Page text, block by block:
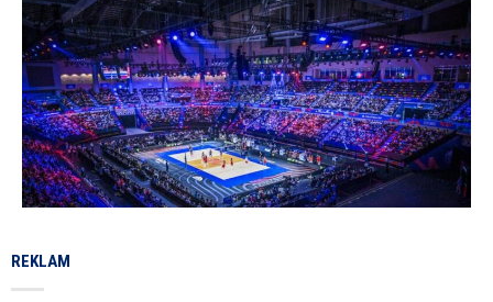
REKLAM